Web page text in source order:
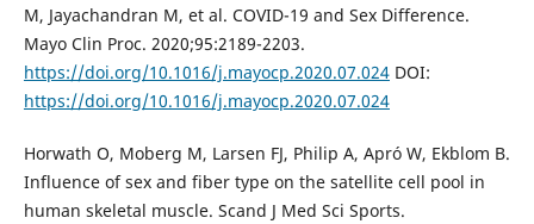
M, Jayachandran M, et al. COVID-19 and Sex Difference.
Mayo Clin Proc. 2020;95:2189-2203.
https://doi.org/10.1016/j.mayocp.2020.07.024DOI:
https://doi.org/10.1016/j.mayocp.2020.07.024
Horwath O, Moberg M, Larsen FJ, Philip A, Apró W, Ekblom B.
Influence of sex and fiber type on the satellite cell pool in
human skeletal muscle. Scand J Med Sci Sports.